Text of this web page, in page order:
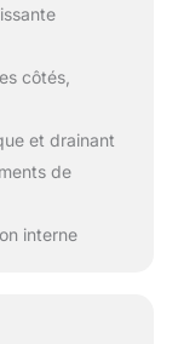
côtés,
et drainant
de
interne